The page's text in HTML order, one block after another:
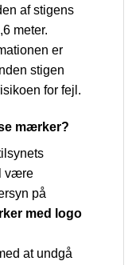
af stigens
meter.
er
stigen
for fejl.
mærker?
være
på
med logo
at undgå